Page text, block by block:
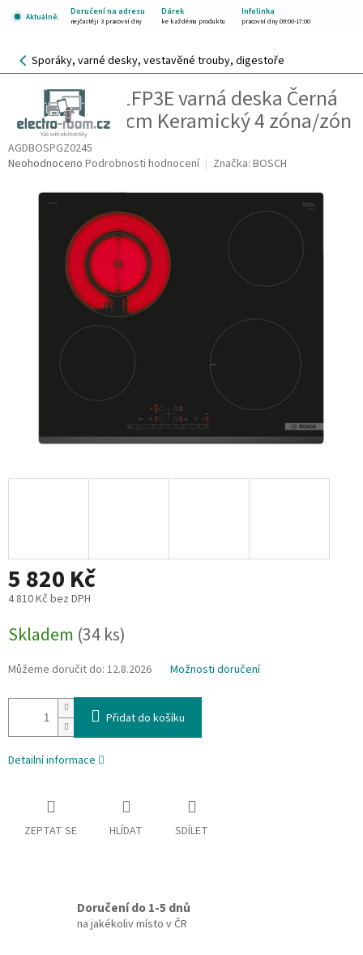
Aktuálně:
Doručení na adresu Dárek Infolinka
nejčastěji 3 pracovní dny ke každému produktu pracovní dny 09:00-17:00
NÁKUPNÍ
KOŠÍK
Sporáky, varné desky, vestavěné trouby, digestoře
Bosch PKF631FP3E varná deska Černá
Vestavěné 60 cm Keramický 4 zóna/zón
AGDBOSPGZ0245
Průměrné
produktu
Neohodnoceno Podrobnosti hodnocení Značka: BOSCH
5 820 Kč
4 810 Kč bez DPH
cena:
Skladem (34 ks)
Můžeme doručit do: 12.8.2026 Možnosti doručení
Přidat do košíku
Detailní informace
ZEPTAT SE HLÍDAT SDÍLET
Doručení do 1-5 dnů
na jakékoliv místo v ČR